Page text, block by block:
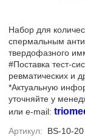
Набор для
спермальным
твердофазного
#Поставка тест-
ревматических и
*Актуальную
уточняйте у
или e-mail:
Артикул: BS-10-20